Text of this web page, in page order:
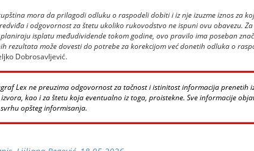
mora da prilagodi odluku o raspodeli dobiti i iz nje izuzme iznos za
i odgovornost za štetu ukoliko rukovodstvo ne ispuni ovu obavezu.
isplatu međudividende tokom godine, ovo pravilo ima poseban
rezultata može dovesti do potrebe za korekcijom već donetih odluka o
Dobrosavljević.
Lex ne preuzima odgovornost za tačnost i istinitost informacija prenetih
kao i za štetu koja eventualno iz toga, proistekne. Sve informacije
opšteg informisanja.